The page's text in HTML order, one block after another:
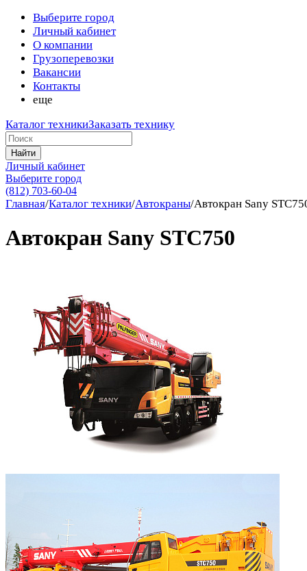
Выберите город
Личный кабинет
О компании
Грузоперевозки
Вакансии
Контакты
еще
Каталог техникиЗаказать технику
Найти
Личный кабинет
Выберите город
(812) 703-60-04
Главная/Каталог техники/Автокраны/Автокран Sany
Автокран Sany STC750